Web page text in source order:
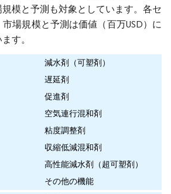
規模と予測も対象としています。各セ
場規模と予測は価値（百万USD）に
す。
減水剤（可塑剤）
遅延剤
促進剤
空気連行混和剤
粘度調整剤
収縮低減混和剤
高性能減水剤（超可塑剤）
その他の機能